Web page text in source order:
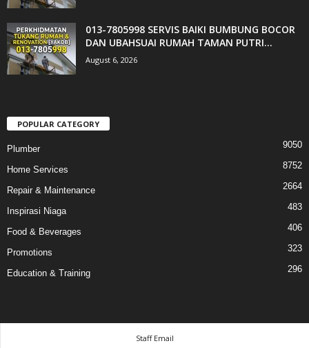
013-7805998 SERVIS BAIKI BUMBUNG BOCOR
DAN UBAHSUAI RUMAH TAMAN PUTRI...
August 6, 2026
POPULAR CATEGORY
Plumber 9050
Home Services 8752
Repair & Maintenance 2664
Inspirasi Niaga 483
Food & Beverages 406
Promotions 323
Education & Training 296
Staff Email